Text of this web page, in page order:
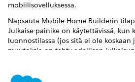
mobiilisovelluksessa.
Napsauta Mobile Home Builderin
Julkaise-painike on käytettävissä, kun
luonnostilassa (jos sitä ei ole koskaan
muutoksia on tehty edellisen
kieliversiot ja siihen liittyvä sisältö.